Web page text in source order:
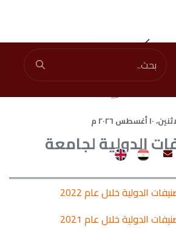
١٠ أغسطس ٢٠٢٦ م
الدولية لجامعة
الدولية خلال عام 2022
الدولية خلال عام 2021